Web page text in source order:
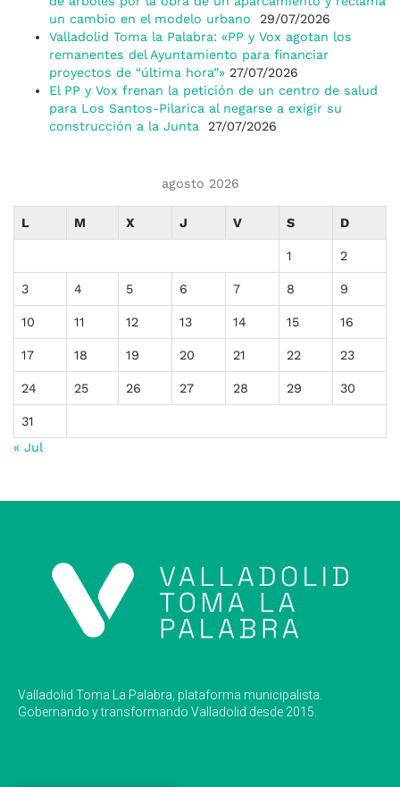
un cambio en el modelo urbano
29/07/2026
Valladolid Toma la Palabra: «PP y Vox agotan los
remanentes del Ayuntamiento para financiar
proyectos de “última hora”» 27/07/2026
El PP y Vox frenan la petición de un centro de salud
para Los Santos-Pilarica al negarse a exigir su
construcción a la Junta
27/07/2026
agosto 2026
L M X J V S D
1 2
3 4 5 6 7 8 9
10 11 12 13 14 15 16
17 18 19 20 21 22 23
24 25 26 27 28 29 30
31
« Jul
Valladolid Toma La Palabra, plataforma municipalista.
Gobernando y transformando Valladolid desde 2015.